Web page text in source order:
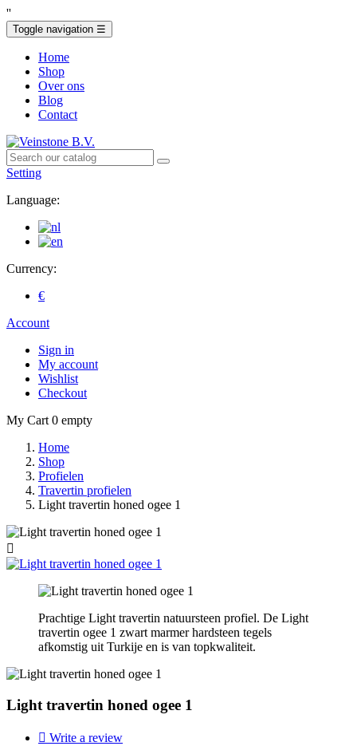
''
Toggle navigation ☰
Home
Shop
Over ons
Blog
Contact
Setting
Language:
Currency:
€
Account
Sign in
My account
Wishlist
Checkout
My Cart 0 empty
Home
Shop
Profielen
Travertin profielen
Light travertin honed ogee 1

Prachtige Light travertin natuursteen profiel. De Light
travertin ogee 1 zwart marmer hardsteen tegels
afkomstig uit Turkije en is van topkwaliteit.
Light travertin honed ogee 1
 Write a review